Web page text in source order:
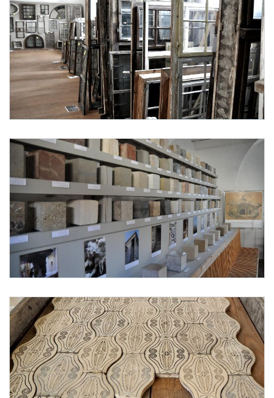
Sammlung historischer FensterFoto 3: Bundesdenkmalamt, Bettina
Sammlung von historischen ZiegelnFoto 4: Bundesdenkmalamt,